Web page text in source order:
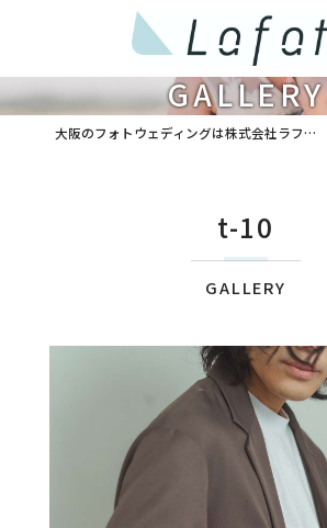
GALLERY
大阪のフォトウェディングは株式会社ラフエイト
GALLERY
t-10